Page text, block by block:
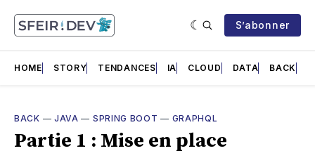
S’abonner
HOME STORY TENDANCES IA CLOUD DATA BACK
BACK — JAVA — SPRING BOOT — GRAPHQL
Partie 1 : Mise en place